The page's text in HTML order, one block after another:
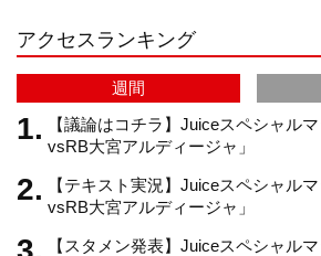
a
m
アクセスランキング
週間
【議論はコチラ】Juiceスペシャル
vsRB大宮アルディージャ」
【テキスト実況】Juiceスペシャル
vsRB大宮アルディージャ」
【スタメン発表】Juiceスペシャル